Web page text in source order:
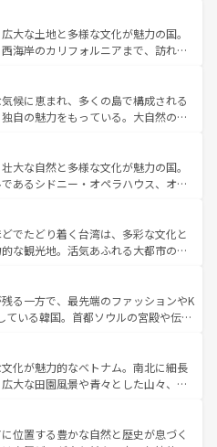
しい。
町や、スイスならではのユニークな
ス観光だけでなく町歩きも満喫する
所得が高いため物価も高いが、旅行
楽しむこともできる。 なお、新
テンツ一覧 を参照してほしい。
大な土地と多様な文化が魅力の国。
海岸のカリフォルニアまで、訪れる
観光、ショッピング、エンターテイ
激的なスポットだ。一方、アメリカ
り、グランドキャニオンやイエロー
では、音楽と美食が融合した独特の
アメリカの各地域で異なる魅力を楽
性と豊かな歴史を感じることができ
なお、新着のアメリカ
を参照してほしい。
候に恵まれ、多くの島で構成される
自の魅力をもっている。大自然の神
また、定番の観光地といえばオアフ
求めるならマウイ島やカウアイ島が
グリーンに輝く海をはじめ、豊かな
訪れる人々を迎えてくれるハワイの
ルフードやハワイアンミュージッ
スなど、すべてがハワイの魅力を彩
、新着のハワイ情報
参照してほしい。
大な自然と多様な文化が魅力の国。
あるシドニー・オペラハウス、オー
部にそびえるウルル（エアーズロッ
しい原生林やケアンズの熱帯雨林な
ん。また、カフェやワイン、オージ
も充実しており、サーフィンやダイ
ど、アウトドア好きにはたまらな
多彩な魅力を存分に味わいつくそ
でたどり着く台湾は、多彩な文化と
な観光地。活気あふれる大都市の台
帯である台湾東部など、都市の喧騒
しており、訪れる人に新しい発見と
る。また、奥深い台湾の食文化も魅
イーツなど、バラエティ豊かな料理
。 なお、新着の台湾情報は コンテンツ一覧を参
る一方で、最先端のファッションやK
ている韓国。首都ソウルの宮殿や伝統
ば四季折々の自然美を楽しむことが
チや焼肉、絶品のストリートフード
料理が待っている。夜には、韓国な
、韓国の多彩な魅力を心ゆくまで味
わってみてほしい。 なお、新着の韓国情報はコンテンツ一
化が魅力的なベトナム。南北に細長
大な田園風景や青々とした山々、世
が息づく。ハノイの古い町並みやホ
統治時代の建物も、独特の雰囲気を
位置する豊かな自然と歴史が息づく